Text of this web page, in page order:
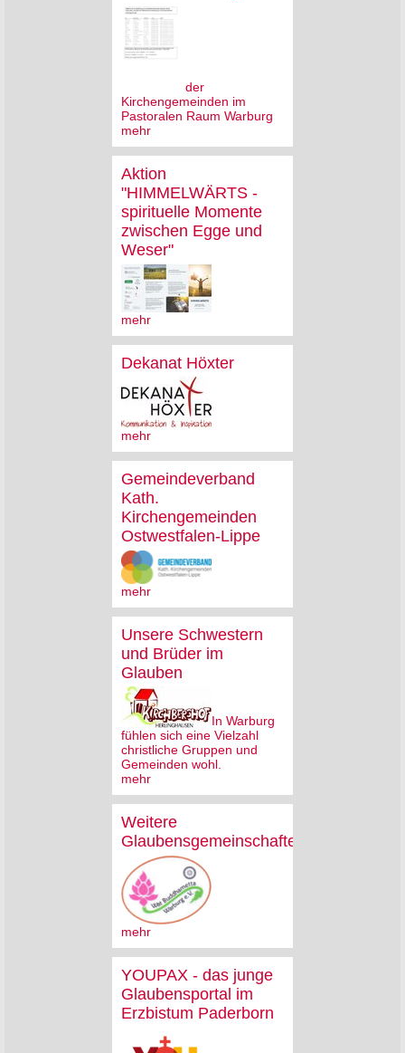
der
Kirchengemeinden im
Pastoralen Raum Warburg
mehr
Aktion
"HIMMELWÄRTS -
spirituelle Momente
zwischen Egge und
Weser"
mehr
Dekanat Höxter
mehr
Gemeindeverband
Kath.
Kirchengemeinden
Ostwestfalen-Lippe
mehr
Unsere Schwestern
und Brüder im
Glauben
In Warburg
fühlen sich eine Vielzahl
christliche Gruppen und
Gemeinden wohl.
mehr
Weitere
Glaubensgemeinschaften
mehr
YOUPAX - das junge
Glaubensportal im
Erzbistum Paderborn